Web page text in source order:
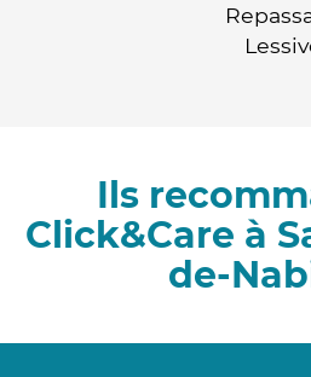
Ils
Click&Care à
de-